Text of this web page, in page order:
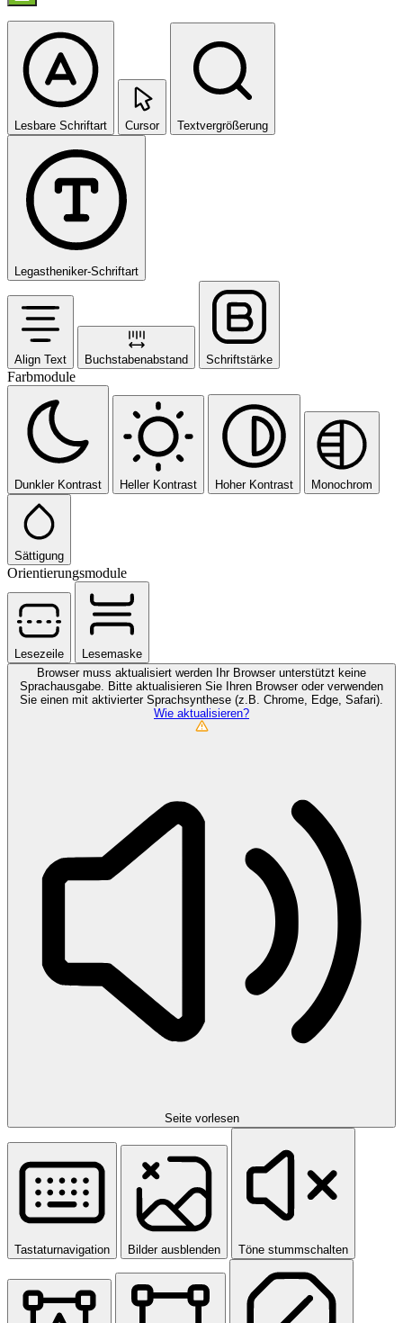
Lesbare Schriftart Cursor Textvergrößerung
Legastheniker-Schriftart
Align Text Buchstabenabstand Schriftstärke
Farbmodule
Dunkler Kontrast Heller Kontrast Hoher Kontrast Monochrom
Sättigung
Orientierungsmodule
Lesezeile
Lesemaske
Browser muss aktualisiert werden
Ihr Browser unterstützt keine
Sprachausgabe. Bitte aktualisieren Sie Ihren Browser oder verwenden
Sie einen mit aktivierter Sprachsynthese (z.B. Chrome, Edge, Safari).
Wie aktualisieren?
Seite vorlesen
Tastaturnavigation Bilder ausblenden Töne stummschalten